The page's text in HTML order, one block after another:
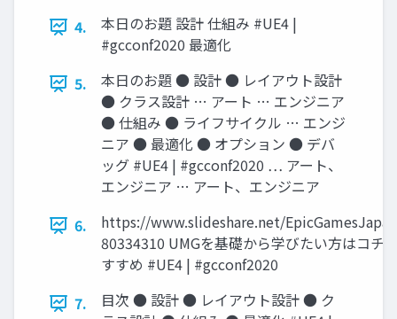
4.
本日のお題 設計 仕組み #UE4 |
#gcconf2020 最適化
5.
本日のお題 ● 設計 ● レイアウト設計
● クラス設計 … アート … エンジニア
● 仕組み ● ライフサイクル … エンジ
ニア ● 最適化 ● オプション ● デバ
ッグ #UE4 | #gcconf2020 … アート、
エンジニア … アート、エンジニア
6.
https://www.slideshare.net/
80334310 UMGを基礎から学びたい方はコチ
すすめ #UE4 | #gcconf2020
7.
目次 ● 設計 ● レイアウト設計 ● ク